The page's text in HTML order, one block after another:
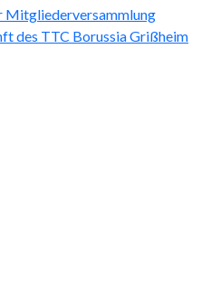
Mitgliederversammlung
des TTC Borussia Grißheim